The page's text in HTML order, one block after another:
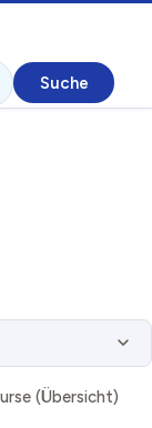
(Übersicht)